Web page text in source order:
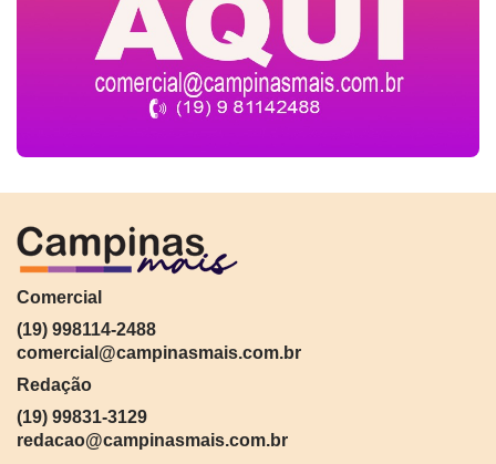
Comercial
(19) 998114-2488
comercial@campinasmais.com.br
Redação
(19) 99831-3129
redacao@campinasmais.com.br